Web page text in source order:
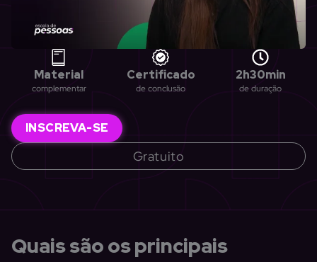
Material
complementar
Certificado
de conclusão
2h30min
de duração
INSCREVA-SE
Gratuito
Quais são os principais